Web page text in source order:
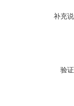
补充
验